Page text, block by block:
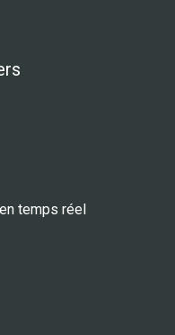
temps réel